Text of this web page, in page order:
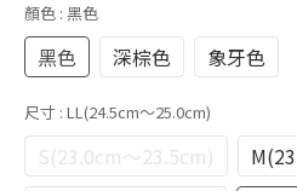
顏色 : 黑色
黑色 深棕色 象牙色
尺寸 : LL(24.5cm～25.0cm)
S(23.0cm～23.5cm)